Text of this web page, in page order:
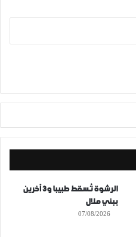
الرشوة تُسقط طبيبا و3 آخرين
ببني ملال
07/08/2026